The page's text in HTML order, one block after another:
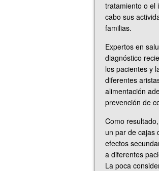
tratamiento o el
cabo sus
familias.
Expertos en
diagnóstico
los pacientes y
diferentes
alimentación
prevención de
Como
un par de cajas
efectos
a diferentes
La poca